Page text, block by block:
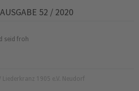
52 / 2020
seid froh
1905 e.V. Neudorf